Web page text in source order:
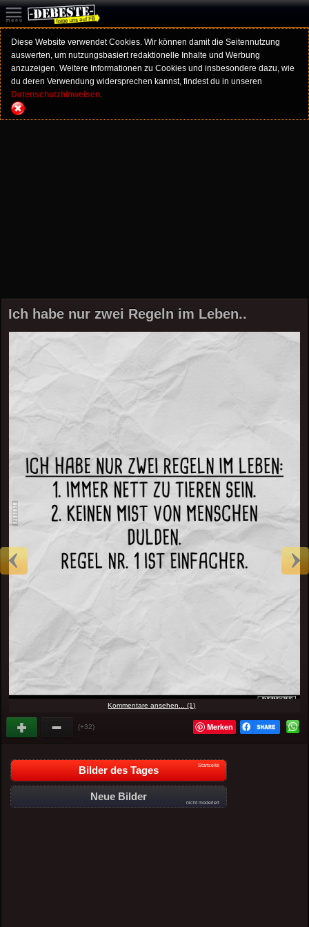
Diese Website verwendet Cookies. Wir können damit die Seitennutzung
auswerten, um nutzungsbasiert redaktionelle Inhalte und Werbung
anzuzeigen. Weitere Informationen zu Cookies und insbesondere dazu, wie
du deren Verwendung widersprechen kannst, findest du in unseren
Datenschutzhinweisen.
Ich habe nur zwei Regeln im Leben..
Kommentare ansehen... (1)
(+32) Merken
Bilder des Tages Startseite
Neue Bilder
nicht moderiert